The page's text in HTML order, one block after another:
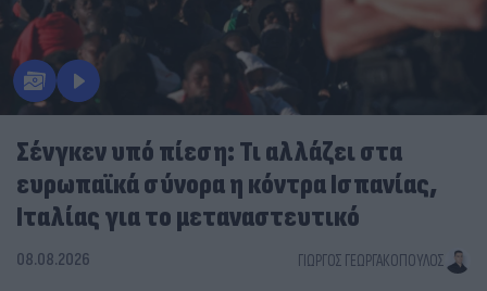
Σένγκεν υπό πίεση: Τι αλλάζει στα
ευρωπαϊκά σύνορα η κόντρα Ισπανίας,
Ιταλίας για το μεταναστευτικό
08.08.2026 ΓΙΏΡΓΟΣ ΓΕΩΡΓΑΚΌΠΟΥΛΟΣ